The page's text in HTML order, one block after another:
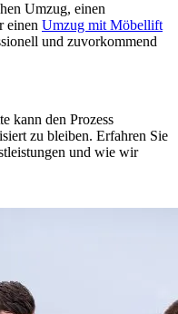
Umzug, einen
einen Umzug mit Möbellift
und zuvorkommend
kann den Prozess
zu bleiben. Erfahren Sie
und wie wir